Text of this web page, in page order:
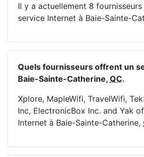
Il y a actuellement 8
service Internet à Baie-Sainte-
Quels fournisseurs offrent un
Baie-Sainte-Catherine, QC.
Xplore, MapleWifi, TravelWifi,
Inc, ElectronicBox Inc. and Yak
Internet à Baie-Sainte-Catherine,